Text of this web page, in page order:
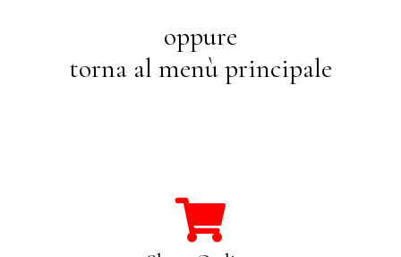
oppure
torna al menù principale